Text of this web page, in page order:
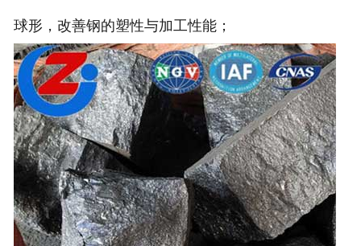
球形，改善钢的塑性与加工性能；